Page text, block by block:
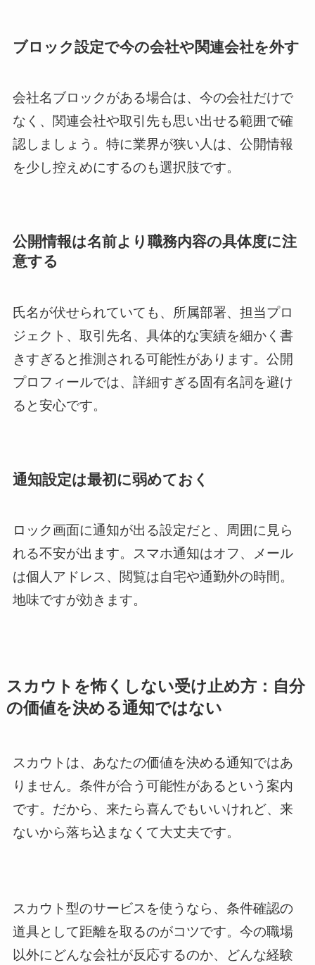
ブロック設定で今の会社や関連会社を外す
会社名ブロックがある場合は、今の会社だけで
なく、関連会社や取引先も思い出せる範囲で確
認しましょう。特に業界が狭い人は、公開情報
を少し控えめにするのも選択肢です。
公開情報は名前より職務内容の具体度に注
意する
氏名が伏せられていても、所属部署、担当プロ
ジェクト、取引先名、具体的な実績を細かく書
きすぎると推測される可能性があります。公開
プロフィールでは、詳細すぎる固有名詞を避け
ると安心です。
通知設定は最初に弱めておく
ロック画面に通知が出る設定だと、周囲に見ら
れる不安が出ます。スマホ通知はオフ、メール
は個人アドレス、閲覧は自宅や通勤外の時間。
地味ですが効きます。
スカウトを怖くしない受け止め方：自分
の価値を決める通知ではない
スカウトは、あなたの価値を決める通知ではあ
りません。条件が合う可能性があるという案内
です。だから、来たら喜んでもいいけれど、来
ないから落ち込まなくて大丈夫です。
スカウト型のサービスを使うなら、条件確認の
道具として距離を取るのがコツです。今の職場
以外にどんな会社が反応するのか、どんな経験